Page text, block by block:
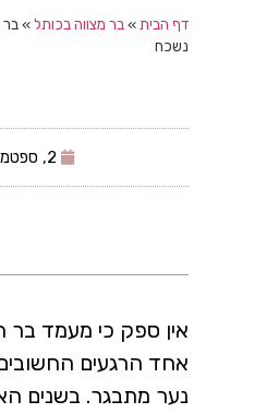
דף הבית » בר מצווה בכותל» בר
נשכח
2, ספטמבר 2021
אין ספק כי מעמד בר
אחד הרגעים
נער מתבגר. בשנים